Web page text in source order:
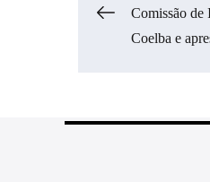
Post
Comissão de
Coelba e